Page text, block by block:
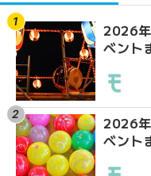
2026
ベント
2026
ベント